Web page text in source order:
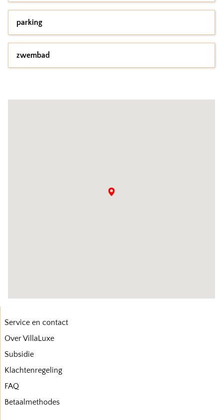
parking
zwembad
Service en contact
Over VillaLuxe
Subsidie
Klachtenregeling
FAQ
Betaalmethodes